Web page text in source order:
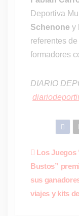
Deportiva
Schenone y
referentes
formadores
DIARIO
de
Los Juegos
Bustos”
sus
viajes y kits